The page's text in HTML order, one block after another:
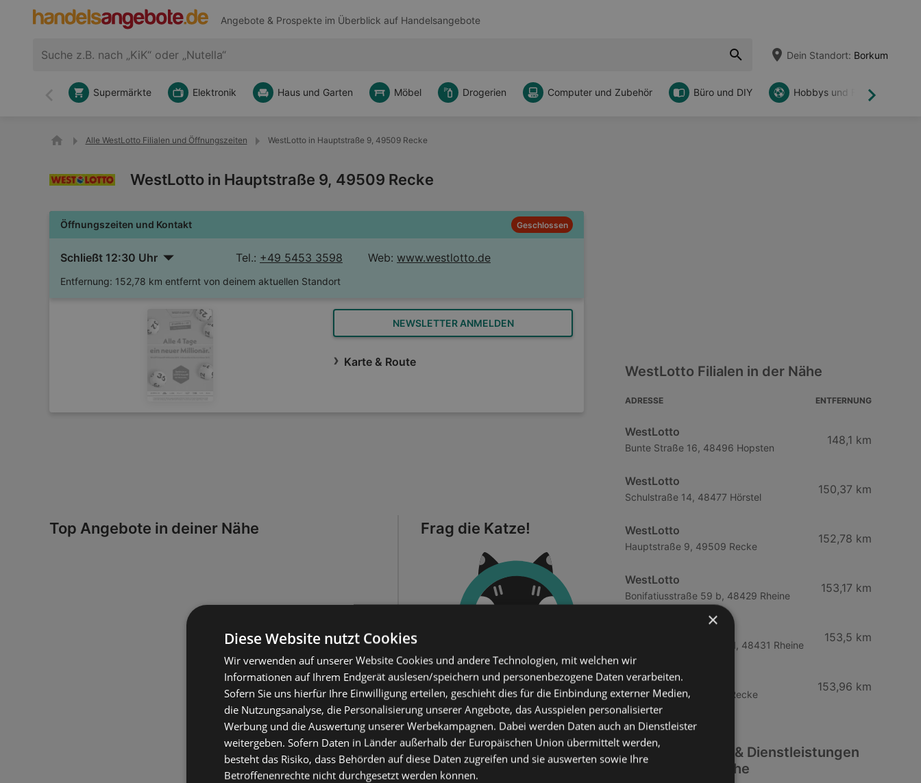
Angebote & Prospekte im Überblick auf Handelsangebote
Dein Standort: Borkum
Zurück Weiter
Supermärkte Elektronik Haus und Garten Möbel Drogerien Computer und Zubehör Büro und DIY Hobbys und Freizeit
Alle WestLotto Filialen und Öffnungszeiten WestLotto in Hauptstraße 9, 49509 Recke
WestLotto in Hauptstraße 9, 49509 Recke
Öffnungszeiten und Kontakt Geschlossen
Schließt 12:30 Uhr Tel.: +49 5453 3598 Web: www.westlotto.de
Entfernung: 152,78 km entfernt von deinem aktuellen Standort
NEWSLETTER ANMELDEN
Karte & Route
Top Angebote in deiner Nähe Frag die Katze!
WestLotto Filialen in der Nähe
ADRESSE ENTFERNUNG
WestLotto
Bunte Straße 16, 48496 Hopsten
148,1 km
WestLotto
Schulstraße 14, 48477 Hörstel
150,37 km
WestLotto
Hauptstraße 9, 49509 Recke
152,78 km
WestLotto
Bonifatiusstraße 59 b, 48429 Rheine
153,17 km
Salzbergener Straße 101, 48431 Rheine
153,5 km
WestLotto
Kirchstraße 20, 49509 Recke
153,96 km
Weitere Service & Dienstleistungen
Filialen in der Nähe
×
Diese Website nutzt Cookies
Wir verwenden auf unserer Website Cookies und andere Technologien, mit welchen wir
Informationen auf Ihrem Endgerät auslesen/speichern und personenbezogene Daten verarbeiten.
Sofern Sie uns hierfür Ihre Einwilligung erteilen, geschieht dies für die Einbindung externer Medien,
die Nutzungsanalyse, die Personalisierung unserer Angebote, das Ausspielen personalisierter
Werbung und die Auswertung unserer Werbekampagnen. Dabei werden Daten auch an Dienstleister
weitergeben. Sofern Daten in Länder außerhalb der Europäischen Union übermittelt werden,
besteht das Risiko, dass Behörden auf diese Daten zugreifen und sie auswerten sowie Ihre
Betroffenenrechte nicht durchgesetzt werden können.